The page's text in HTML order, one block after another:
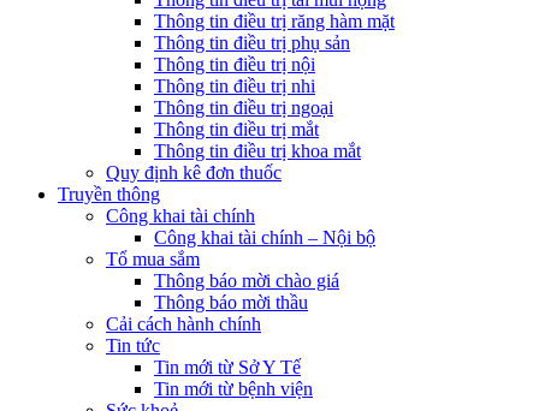
Thông tin điều trị răng hàm mặt
Thông tin điều trị phụ sản
Thông tin điều trị nội
Thông tin điều trị nhi
Thông tin điều trị ngoại
Thông tin điều trị mắt
Thông tin điều trị khoa mắt
Quy định kê đơn thuốc
Truyền thông
Công khai tài chính
Công khai tài chính – Nội bộ
Tổ mua sắm
Thông báo mời chào giá
Thông báo mời thầu
Cải cách hành chính
Tin tức
Tin mới từ Sở Y Tế
Tin mới từ bệnh viện